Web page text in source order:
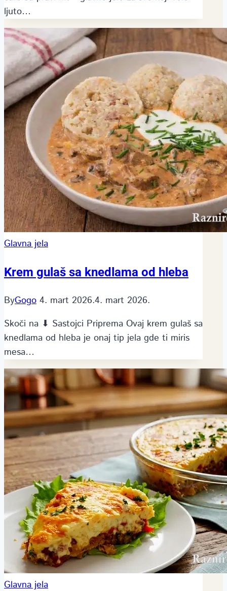
ljuto…
Glavna jela
Krem gulaš sa knedlama od hleba
ByGogo 4. mart 2026.4. mart 2026.
Skoči na ⬇ Sastojci Priprema Ovaj krem gulaš sa
knedlama od hleba je onaj tip jela gde ti miris
mesa…
Glavna jela